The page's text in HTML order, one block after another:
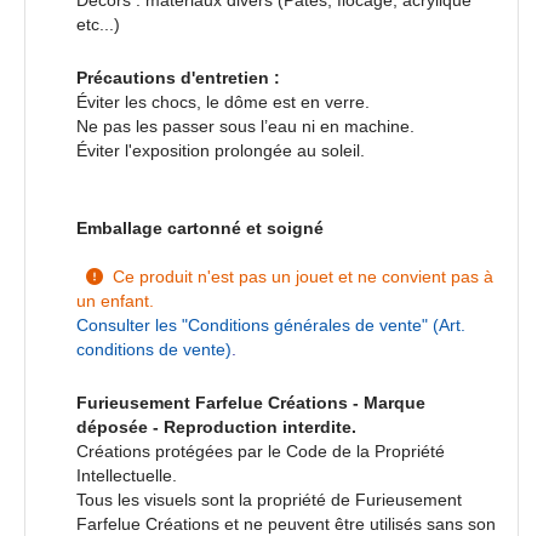
etc...)
Précautions d'entretien :
Éviter les chocs, le dôme est en verre.
Ne pas les passer sous l’eau ni en machine.
Éviter l'exposition prolongée au soleil.
Emballage cartonné et soigné
 Ce produit n'est pas un jouet et ne convient pas à
un enfant.
Consulter les "Conditions générales de vente" (Art.
conditions de vente).
Furieusement Farfelue Créations - Marque
déposée - Reproduction interdite.
Créations protégées par le Code de la Propriété
Intellectuelle.
Tous les visuels sont la propriété de Furieusement
Farfelue Créations et ne peuvent être utilisés sans son